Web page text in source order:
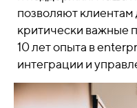
позволяют
критически важные
10 лет опыта в
интеграции и